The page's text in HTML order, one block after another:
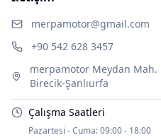
merpamotor@gmail.com
+90 542 628 3457
merpamotor Meydan Mah.
Birecik-Şanlıurfa
Çalışma Saatleri
Pazartesi - Cuma:09:00 - 18:00